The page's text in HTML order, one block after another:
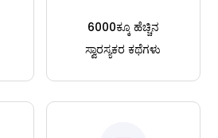
6000ಕ್ಕೂ ಹೆಚ್ಚಿನ
ಸ್ವಾರಸ್ಯಕರ ಕಥೆಗಳು